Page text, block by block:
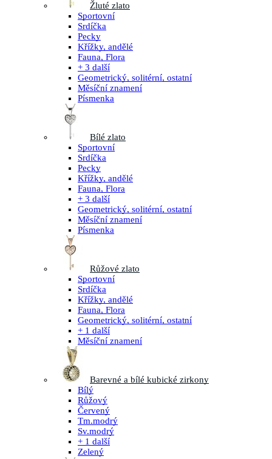
Žluté zlato
Sportovní
Srdíčka
Pecky
Křížky, andělé
Fauna, Flora
+ 3 další
Geometrický, solitérní, ostatní
Měsíční znamení
Písmenka
Bílé zlato
Sportovní
Srdíčka
Pecky
Křížky, andělé
Fauna, Flora
+ 3 další
Geometrický, solitérní, ostatní
Měsíční znamení
Písmenka
Růžové zlato
Sportovní
Srdíčka
Křížky, andělé
Fauna, Flora
Geometrický, solitérní, ostatní
+ 1 další
Měsíční znamení
Barevné a bílé kubické zirkony
Bílý
Růžový
Červený
Tm.modrý
Sv.modrý
+ 1 další
Zelený